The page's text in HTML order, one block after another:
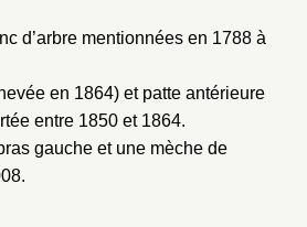
d’arbre mentionnées en 1788 à
en 1864) et patte antérieure
entre 1850 et 1864.
gauche et une mèche de
où ajouter la